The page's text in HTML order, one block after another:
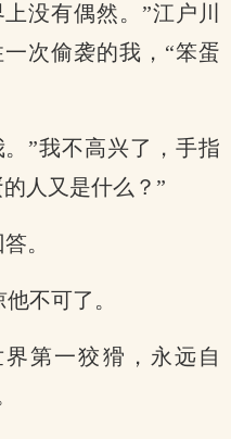
没有偶然。”江户川
次偷袭的我，“笨蛋
”我不高兴了，手指
人又是什么？”
。
不可了。
第一狡猾，永远自